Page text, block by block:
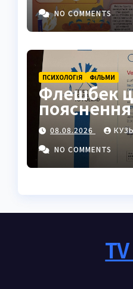
NO COMMENTS
ПСИХОЛОГІЯ ФІЛЬМИ
Флешбек
житті
08.08.2026
NO COMMENTS